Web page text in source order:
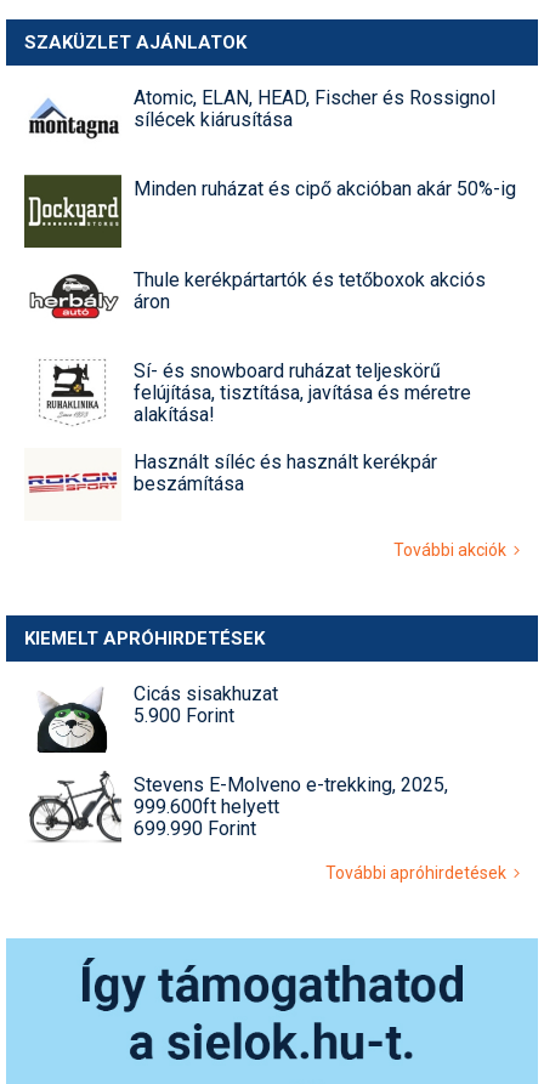
SZAKÜZLET AJÁNLATOK
Atomic, ELAN, HEAD, Fischer és Rossignol
sílécek kiárusítása
Minden ruházat és cipő akcióban akár 50%-ig
Thule kerékpártartók és tetőboxok akciós
áron
Sí- és snowboard ruházat teljeskörű
felújítása, tisztítása, javítása és méretre
alakítása!
Használt síléc és használt kerékpár
beszámítása
További akciók
KIEMELT APRÓHIRDETÉSEK
Cicás sisakhuzat
5.900 Forint
Stevens E-Molveno e-trekking, 2025,
999.600ft helyett
699.990 Forint
További apróhirdetések